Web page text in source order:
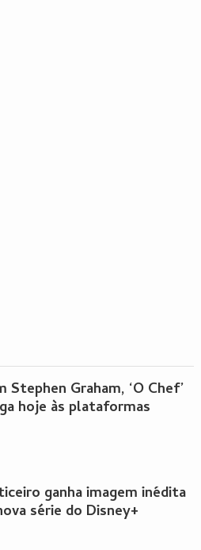
Stephen Graham, ‘O Chef’
hoje às plataformas
ganha imagem inédita
série do Disney+